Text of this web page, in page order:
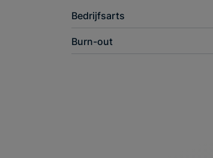
Bedrijfsarts
Burn-out